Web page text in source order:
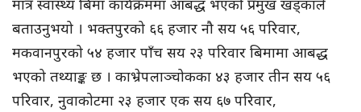
मात्र स्वास्थ्य बिमा कार्यक्रममा आबद्ध भएको प्रमुख खड्काले
बताउनुभयो । भक्तपुरको ६६ हजार नौ सय ५६ परिवार,
मकवानपुरको ५४ हजार पाँच सय २३ परिवार बिमामा आबद्ध
भएको तथ्याङ्क छ । काभ्रेपलाञ्चोकका ४३ हजार तीन सय ५६
परिवार, नुवाकोटमा २३ हजार एक सय ६७ परिवार,